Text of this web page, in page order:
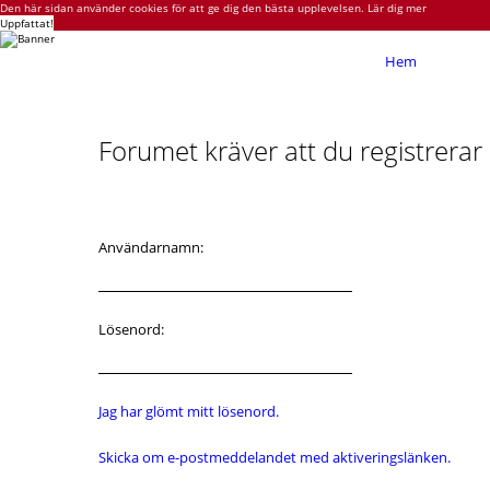
Den här sidan använder cookies för att ge dig den bästa upplevelsen. Lär dig mer
Uppfattat!
Hem
Forumet kräver att du
Användarnamn:
Lösenord:
Jag har glömt mitt lösenord.
Skicka om e-postmeddelandet med aktiveringslänken.